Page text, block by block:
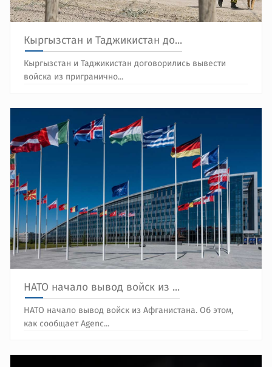
Кыргызстан и Таджикистан до...
Кыргызстан и Таджикистан договорились вывести
войска из пригранично...
НАТО начало вывод войск из ...
НАТО начало вывод войск из Афганистана. Об этом,
как сообщает Agenc...